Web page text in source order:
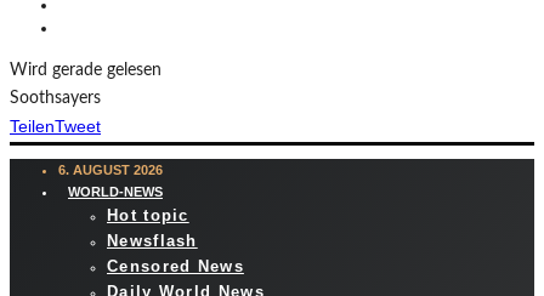
Wird gerade gelesen
Soothsayers
TeilenTweet
6. AUGUST 2026
WORLD-NEWS
Hot topic
Newsflash
Censored News
Daily World News